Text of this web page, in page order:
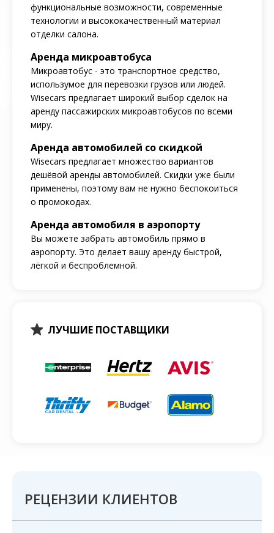
функциональные возможности, современные
технологии и высококачественный материал
отделки салона.
Аренда микроавтобуса
Микроавтобус - это транспортное средство,
использумое для перевозки грузов или людей.
Wisecars предлагает широкий выбор сделок на
аренду пассажирских микроавтобусов по всеми
миру.
Аренда автомобилей со скидкой
Wisecars предлагает множество вариантов
дешёвой аренды автомобилей. Скидки уже были
применены, поэтому вам не нужно беспокоиться
о промокодах.
Аренда автомобиля в аэропорту
Вы можете забрать автомобиль прямо в
аэропорту. Это делает вашу аренду быстрой,
лёгкой и беспроблемной.
ЛУЧШИЕ ПОСТАВЩИКИ
РЕЦЕНЗИИ КЛИЕНТОВ